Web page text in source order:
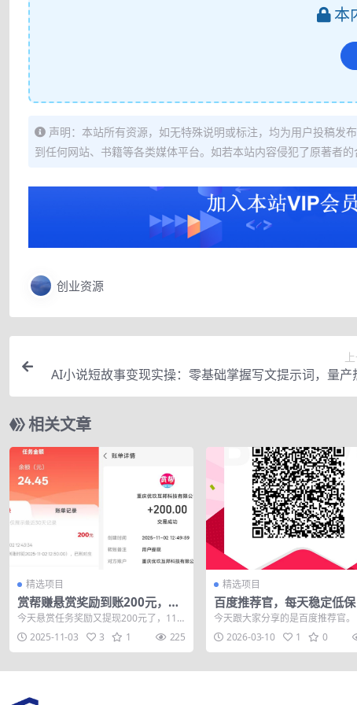
本
声明：本站所有资源，如无特殊说明或标注，均为用户投稿发
到任何网站、书籍等各类媒体平台。如若本站内容侵犯了原著者的
创业资源
AI小说短故事变现实操：零基础掌握写文提示词，量产
小说内容打造稳定副业
相关文章
精选项目
赏帮赚悬赏奖励到账200元，悬
赏任务多劳多得，人人可做。
今天悬赏任务奖励又提现200元了，11
月的羊毛收入200多元了，开了一个好
头。不...
2025-11-03 3 1 225
精选项目
百度推荐官，每天稳定低保
程赠上
今天跟大家分享的是百度推荐官。
是百度旗下的玩法，优势就是背靠
台，稳定稳...
2026-03-10 1 0